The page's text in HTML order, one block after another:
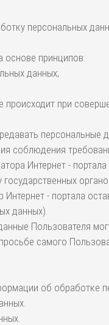
персональных
основе принципов:
данных;
при
персональные
соблюдения
Интернет - портала
- портала
данных).
Пользователя
самого
об